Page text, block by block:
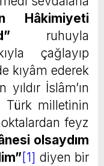
Hâkimiyeti
ruhuyla
çağlayıp
kıyâm ederek
İslâm’ın
Türk milletinin
feyz
olsaydım
[1] diyen bir